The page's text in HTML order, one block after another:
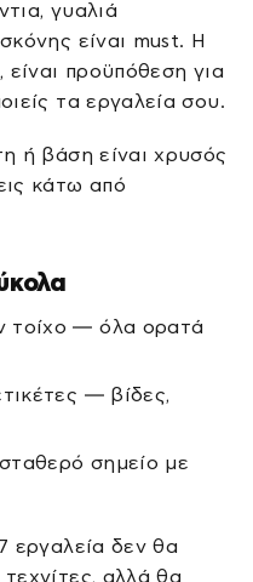
γυαλιά
είναι must. Η
είναι προϋπόθεση για
τα εργαλεία σου.
ή βάση είναι χρυσός
κάτω από
τοίχο — όλα ορατά
— βίδες,
σημείο με
εργαλεία δεν θα
αλλά θα